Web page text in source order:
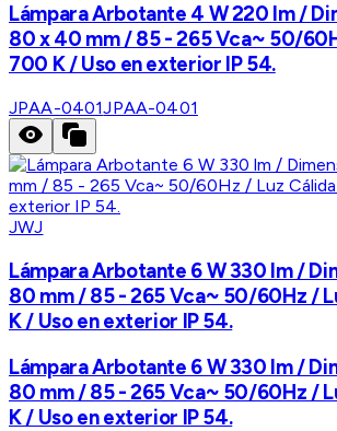
Lámpara Arbotante 4 W 220 lm /
80 x 40 mm / 85 - 265 Vca~ 50/
700 K / Uso en exterior IP 54.
JPAA-0401JPAA-0401
JWJ
Lámpara Arbotante 6 W 330 lm /
80 mm / 85 - 265 Vca~ 50/60Hz /
K / Uso en exterior IP 54.
Lámpara Arbotante 6 W 330 lm /
80 mm / 85 - 265 Vca~ 50/60Hz /
K / Uso en exterior IP 54.